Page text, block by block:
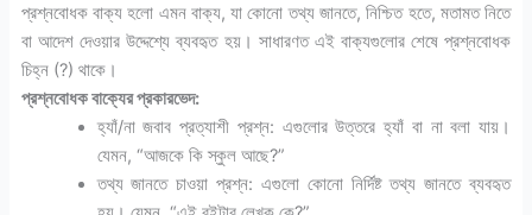
প্রশ্নবোধক বাক্য হলো এমন বাক্য, যা কোনো তথ্য জানতে, নিশ্চিত হতে, মতামত নিতে
বা আদেশ দেওয়ার উদ্দেশ্যে ব্যবহৃত হয়। সাধারণত এই বাক্যগুলোর শেষে প্রশ্নবোধক
চিহ্ন (?) থাকে।
প্রশ্নবোধক বাক্যের প্রকারভেদ:
হ্যাঁ/না জবাব প্রত্যাশী প্রশ্ন: এগুলোর উত্তরে হ্যাঁ বা না বলা যায়।
যেমন, “আজকে কি স্কুল আছে?”
তথ্য জানতে চাওয়া প্রশ্ন: এগুলো কোনো নির্দিষ্ট তথ্য জানতে ব্যবহৃত